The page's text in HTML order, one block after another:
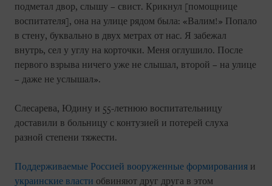
подметал двор, слышу – свист. Крикнул [помощнице
воспитателя], она на улице рядом была: «Валим!» Попало
в стену, буквально в двух метрах от нас. Я забежал
внутрь, сел у углу на корточки. Меня оглушило. После
первого взрыва ничего уже не слышал, второй – на улице
– даже не услышал».
Слесарева, Юдину и 55-летнюю воспитательницу
доставили в больницу с контузией и потерей слуха
разной степени тяжести.
Поддерживаемые Россией вооруженные формирования и
украинские власти обвиняют друг друга в этом